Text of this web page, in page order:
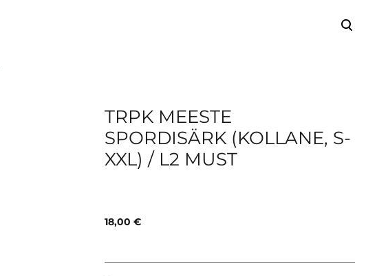
TRPK MEESTE
SPORDISÄRK (KOLLANE, S-
XXL) / L2 MUST
18,00 €